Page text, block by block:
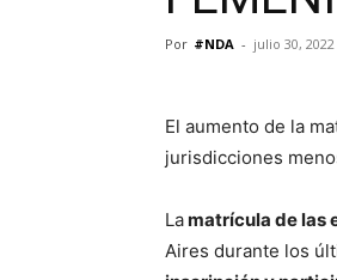
Por #NDA - julio 30, 2022
El aumento de la
jurisdicciones
Lamatrícula de las
Aires durante los